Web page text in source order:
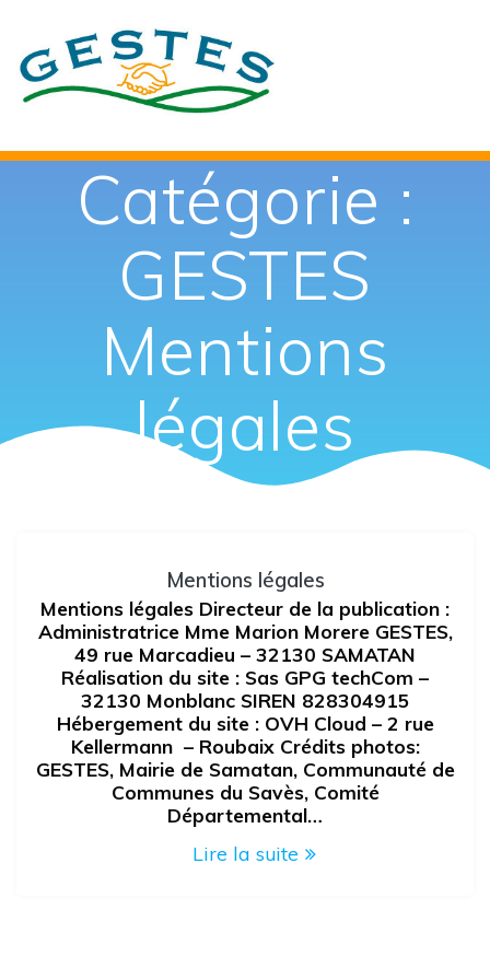
contenu
Catégorie :
GESTES
Mentions
légales
Mentions légales
Mentions légales Directeur de la publication :
Administratrice Mme Marion Morere GESTES,
49 rue Marcadieu – 32130 SAMATAN
Réalisation du site : Sas GPG techCom –
32130 Monblanc SIREN 828304915
Hébergement du site : OVH Cloud – 2 rue
Kellermann – Roubaix Crédits photos:
GESTES, Mairie de Samatan, Communauté de
Communes du Savès, Comité
Départemental…
Lire la suite